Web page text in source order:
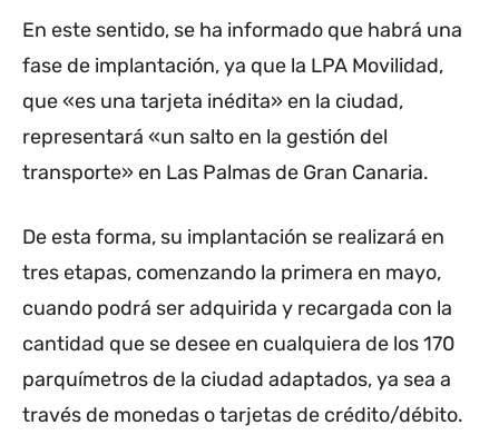
En este sentido, se ha informado que habrá una
fase de implantación, ya que la LPA Movilidad,
que «es una tarjeta inédita» en la ciudad,
representará «un salto en la gestión del
transporte» en Las Palmas de Gran Canaria.
De esta forma, su implantación se realizará en
tres etapas, comenzando la primera en mayo,
cuando podrá ser adquirida y recargada con la
cantidad que se desee en cualquiera de los 170
parquímetros de la ciudad adaptados, ya sea a
través de monedas o tarjetas de crédito/débito.